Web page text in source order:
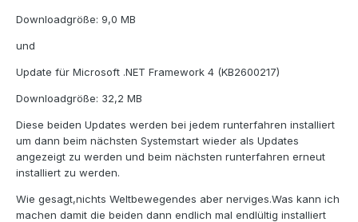
Downloadgröße: 9,0 MB
und
Update für Microsoft .NET Framework 4 (KB2600217)
Downloadgröße: 32,2 MB
Diese beiden Updates werden bei jedem runterfahren installiert
um dann beim nächsten Systemstart wieder als Updates
angezeigt zu werden und beim nächsten runterfahren erneut
installiert zu werden.
Wie gesagt,nichts Weltbewegendes aber nerviges.Was kann ich
machen damit die beiden dann endlich mal endlültig installiert